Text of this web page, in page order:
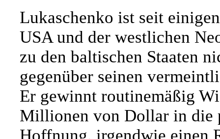
Lukaschenko ist seit
USA und der westlichen
zu den baltischen Staaten
gegenüber seinen
Er gewinnt routinemäßig
Millionen von Dollar in die